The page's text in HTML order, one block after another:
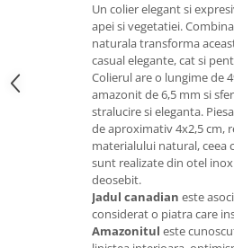
Un colier elegant si
apei si vegetatiei.
naturala transforma
casual elegante, cat si
Colierul are o lungime de
amazonit de 6,5 mm si
stralucire si eleganta.
de aproximativ 4x2,5 cm,
materialului natural, ceea
sunt realizate din otel
deosebit.
Jadul canadian este
considerat o piatra care
Amazonitul este